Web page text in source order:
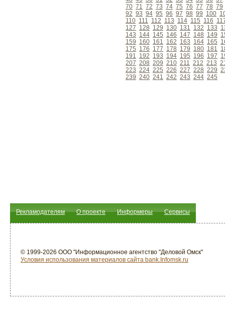
70 71 72 73 74 75 76 77 78 79
92 93 94 95 96 97 98 99 100
110 111 112 113 114 115 116
127 128 129 130 131 132 133
143 144 145 146 147 148 149
159 160 161 162 163 164 165
175 176 177 178 179 180 181
191 192 193 194 195 196 197
207 208 209 210 211 212 213
223 224 225 226 227 228 229
239 240 241 242 243 244 245
Рекламодателям О проекте Информеры Сервисы
© 1999-2026 ООО "Информационное агентство "Деловой Омск"
Условия использования материалов сайта bank.Infomsk.ru